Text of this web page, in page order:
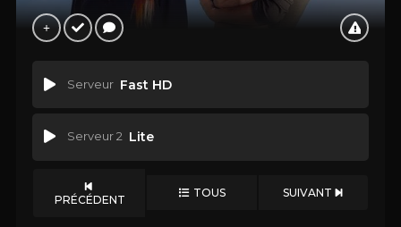
Serveur Fast HD
Serveur 2 Lite
PRÉCÉDENT TOUS SUIVANT